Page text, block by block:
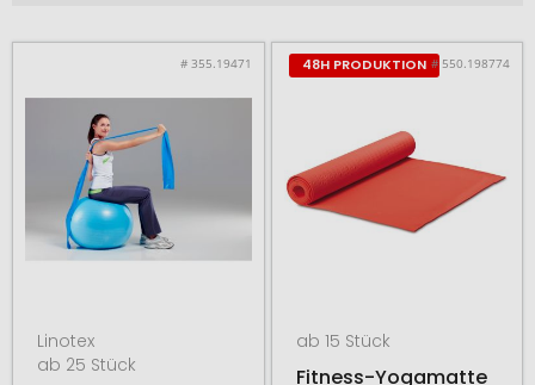
# 355.19471
Linotex
ab 25 Stück
48H PRODUKTION # 550.198774
ab 15 Stück
Fitness-Yogamatte